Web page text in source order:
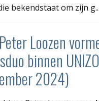
bekendstaat om zijn
Loozen
binnen UNIZO
2024)